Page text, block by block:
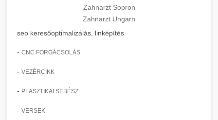
Zahnarzt Sopron
Zahnarzt Ungarn
seo keresőoptimalizálás, linképítés
- CNC FORGÁCSOLÁS
- VEZÉRCIKK
- PLASZTIKAI SEBÉSZ
- VERSEK